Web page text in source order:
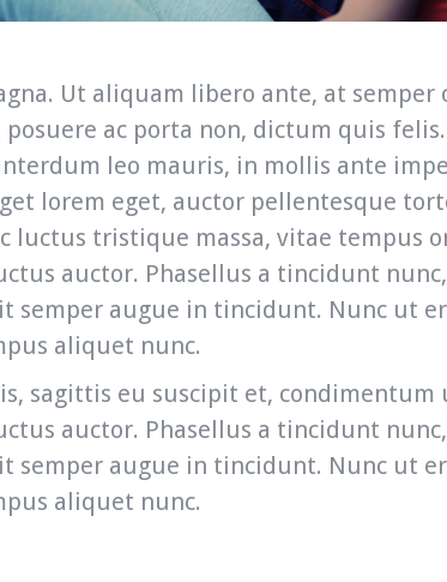
Ut aliquam libero ante, at semper
ac porta non, dictum quis
leo mauris, in mollis ante
lorem eget, auctor pellentesque
luctus tristique massa, vitae tempus
auctor. Phasellus a tincidunt
semper augue in tincidunt. Nunc ut
aliquet nunc.
sagittis eu suscipit et, condimentum
auctor. Phasellus a tincidunt
semper augue in tincidunt. Nunc ut
aliquet nunc.